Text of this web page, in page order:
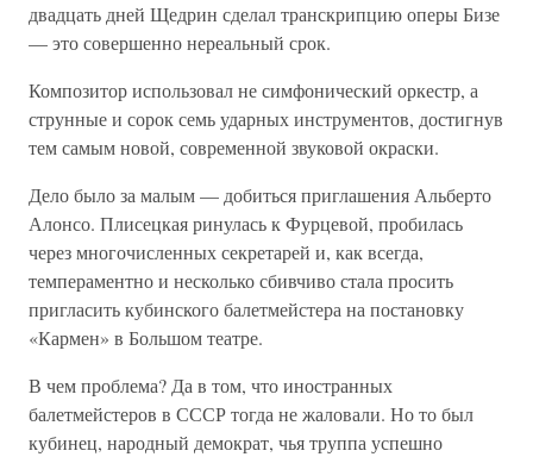
двадцать дней Щедрин сделал транскрипцию оперы Бизе
— это совершенно нереальный срок.
Композитор использовал не симфонический оркестр, а
струнные и сорок семь ударных инструментов, достигнув
тем самым новой, современной звуковой окраски.
Дело было за малым — добиться приглашения Альберто
Алонсо. Плисецкая ринулась к Фурцевой, пробилась
через многочисленных секретарей и, как всегда,
темпераментно и несколько сбивчиво стала просить
пригласить кубинского балетмейстера на постановку
«Кармен» в Большом театре.
В чем проблема? Да в том, что иностранных
балетмейстеров в СССР тогда не жаловали. Но то был
кубинец, народный демократ, чья труппа успешно